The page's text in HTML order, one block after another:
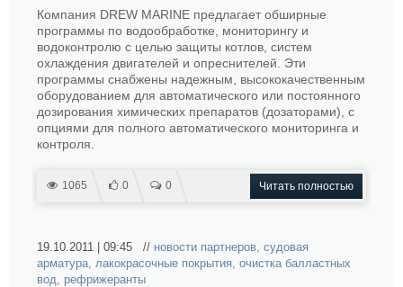
Компания DREW MARINE предлагает обширные
программы по водообработке, мониторингу и
водоконтролю с целью защиты котлов, систем
охлаждения двигателей и опреснителей. Эти
программы снабжены надежным, высококачественным
оборудованием для автоматического или постоянного
дозирования химических препаратов (дозаторами), с
опциями для полного автоматического мониторинга и
контроля.
1065 0 0 Читать полностью
19.10.2011 | 09:45 // новости партнеров, судовая
арматура, лакокрасочные покрытия, очистка балластных
вод, рефрижеранты